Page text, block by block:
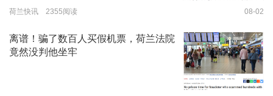
荷兰快讯 2355阅读 08-02
离谱！骗了数百人买假机票，荷兰法院
竟然没判他坐牢